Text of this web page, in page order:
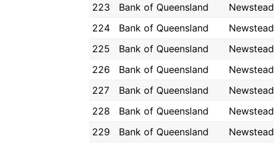
223
Bank of Queensland Newstead
224
Bank of Queensland Newstead
225
Bank of Queensland Newstead
226
Bank of Queensland Newstead
227
Bank of Queensland Newstead
228
Bank of Queensland Newstead
229
Bank of Queensland Newstead